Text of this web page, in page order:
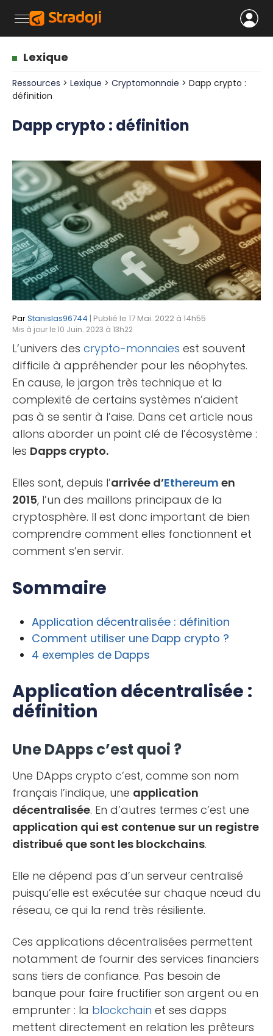
Lexique
Ressources > Lexique > Cryptomonnaie > Dapp crypto :
définition
Dapp crypto : définition
ParStanislas96744 | Publié le 17 Mai. 2022 à 14h55
Mis à jour le 10 Juin. 2023 à 13h22
L’univers des crypto-monnaies est souvent
difficile à appréhender pour les néophytes.
En cause, le jargon très technique et la
complexité de certains systèmes n’aident
pas à se sentir à l’aise. Dans cet article nous
allons aborder un point clé de l’écosystème :
les Dapps crypto.
Elles sont, depuis l’arrivée d’Ethereum en
2015, l’un des maillons principaux de la
cryptosphère. Il est donc important de bien
comprendre comment elles fonctionnent et
comment s’en servir.
Sommaire
Application décentralisée : définition
Comment utiliser une Dapp crypto ?
4 exemples de Dapps
Application décentralisée :
définition
Une DApps c’est quoi ?
Une DApps crypto c’est, comme son nom
français l’indique, une application
décentralisée. En d’autres termes c’est une
application qui est contenue sur un registre
distribué que sont les blockchains.
Elle ne dépend pas d’un serveur centralisé
puisqu’elle est exécutée sur chaque nœud du
réseau, ce qui la rend très résiliente.
Ces applications décentralisées permettent
notamment de fournir des services financiers
sans tiers de confiance. Pas besoin de
banque pour faire fructifier son argent ou en
emprunter : la blockchain et ses dapps
mettent directement en relation les prêteurs